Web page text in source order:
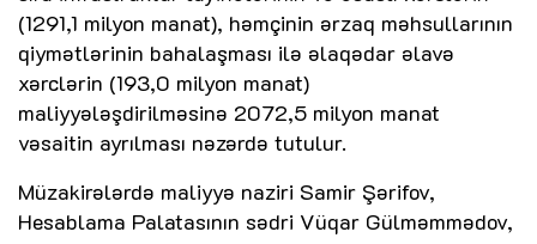
(1291,1 milyon manat), həmçinin ərzaq məhsullarının
qiymətlərinin bahalaşması ilə əlaqədar əlavə
xərclərin (193,0 milyon manat)
maliyyələşdirilməsinə 2072,5 milyon manat
vəsaitin ayrılması nəzərdə tutulur.
Müzakirələrdə maliyyə naziri Samir Şərifov,
Hesablama Palatasının sədri Vüqar Gülməmmədov,